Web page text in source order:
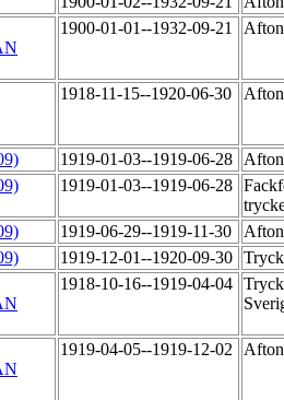
1900-01-01--1932-09-21
1918-11-15--1920-06-30
1919-01-03--1919-06-28
1919-01-03--1919-06-28
1919-06-29--1919-11-30
1919-12-01--1920-09-30
1918-10-16--1919-04-04
1919-04-05--1919-12-02